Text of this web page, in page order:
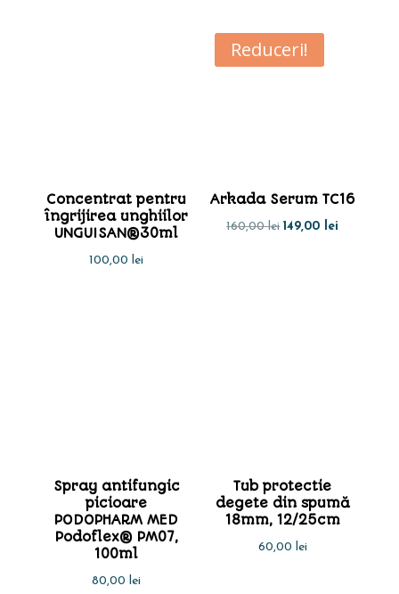
Concentrat pentru
îngrijirea unghiilor
UNGUISAN®30ml
100,00lei
Reduceri!
Arkada Serum TC16
160,00lei Prețul
149,00 lei
Spray antifungic
picioare
PODOPHARM MED
Podoflex® PM07,
100ml
80,00 lei
Tub protectie
degete din spumă
18mm, 12/25cm
60,00 lei